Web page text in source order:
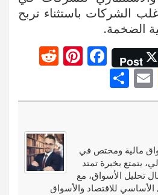
الشركات باستثناء تربح
الضخمة.
Post
F
ce
o
k
Pi
er
t
d
t
Bl
o
er
E
m
h
مالية ومختص في
يتمتع بخبرة تمتد
في مجال تحليل الأسواق، مع
للاقتصاد والأسواق